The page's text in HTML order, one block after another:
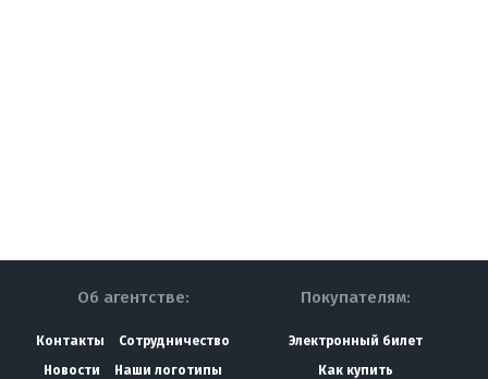
Об агентстве:
Контакты
Сотрудничество
Новости
Наши логотипы
Покупателям:
Электронный билет
Как купить